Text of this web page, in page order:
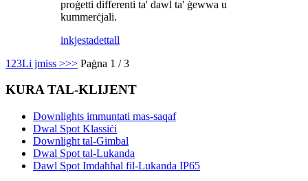
proġetti differenti ta' dawl ta' ġewwa u
kummerċjali.
inkjestadettall
1 23Li jmiss >>> Paġna 1 / 3
KURA TAL-KLIJENT
Downlights immuntati mas-saqaf
Dwal Spot Klassiċi
Downlight tal-Gimbal
Dwal Spot tal-Lukanda
Dawl Spot Imdaħħal fil-Lukanda IP65